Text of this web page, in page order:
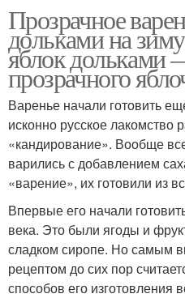
Прозрачное
дольками на
яблок дольками
прозрачного
Варенье начали готовить
исконно русское лакомство
«кандирование». Вообще
варились с добавлением
«варение», их готовили из
Впервые его начали
века. Это были ягоды и
сладком сиропе. Но самым
рецептом до сих пор
способов его изготовления